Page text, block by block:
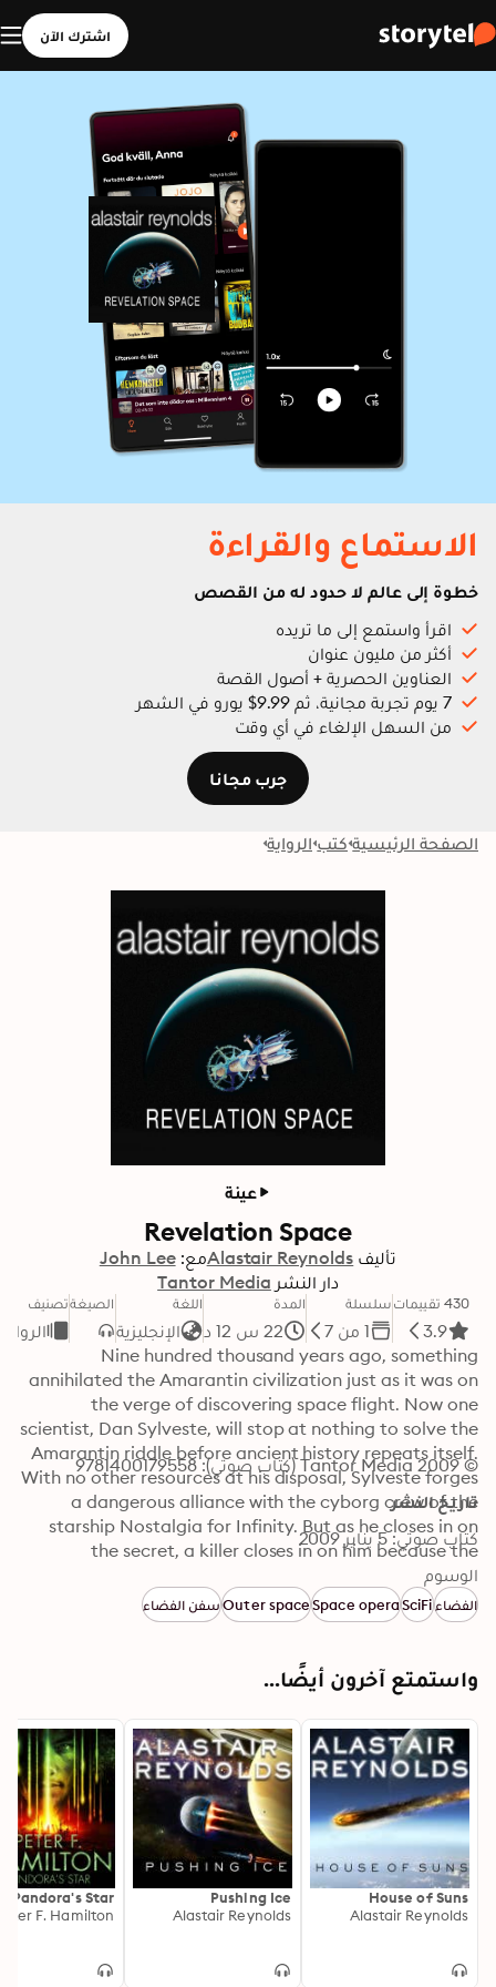
اشترك الآن
الاستماع والقراءة
خطوة إلى عالم لا حدود له من القصص
اقرأ واستمع إلى ما تريده
أكثر من مليون عنوان
العناوين الحصرية + أصول القصة
7 يوم تجربة مجانية، ثم 9.99$ يورو في الشهر
من السهل الإلغاء في أي وقت
جرب مجانا
الصفحة الرئيسية كتب الرواية
عينة
Revelation Space
تأليف Alastair Reynoldsمع: John Lee
دار النشر Tantor Media
430 تقييمات
3.9
سلسلة
1 من 7
المدة
22 س 12 د
اللغة
الإنجليزية
الصيغةتصنيف
الرواية
annihilated the Amarantin civilization just as it was on
scientist, Dan Sylveste, will stop at nothing to solve the
Amarantin riddle before ancient history repeats itself.
With no other resources at his disposal, Sylveste forges
starship Nostalgia for Infinity. But as he closes in on
reason is uncovered, the universe—and reality itself—
could be irrevocably altered.
© 2009 Tantor Media (كتاب صوتي): 9781400179558
تاريخ النشر
كتاب صوتي: 5 يناير 2009
الوسوم
الفضاءSciFi
Space opera
Outer spaceسفن الفضاء
واستمتع آخرون أيضًا...
House of Suns
Alastair Reynolds
Pushing Ice
Alastair Reynolds
Pandora's Star
F. Hamilton